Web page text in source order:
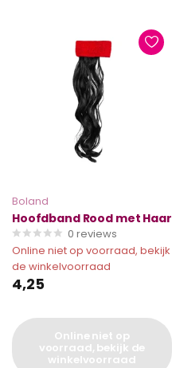
Boland
Hoofdband Rood met Haar
0 reviews
Online niet op voorraad, bekijk
de winkelvoorraad
4,25
Online niet op
voorraad, bekijk de
winkelvoorraad